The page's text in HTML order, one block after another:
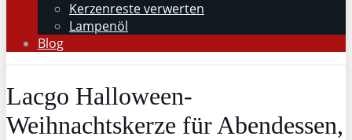
Kerzenreste verwerten
Lampenöl
Blog
Lacgo Halloween-
Weihnachtskerze für Abendessen,